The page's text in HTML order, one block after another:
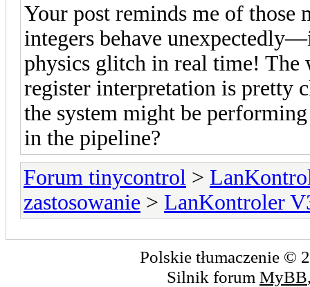
Your post reminds me of those
integers behave
physics glitch in real time! The
register interpretation is pretty
the system might be
in the pipeline?
Forum tinycontrol >
zastosowanie > LanKontroler
Polskie tłumaczenie ©
Silnik forum MyBB